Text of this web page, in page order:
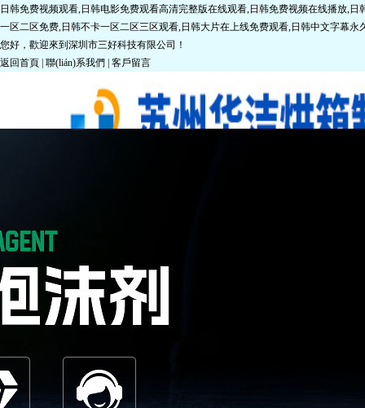
日韩免费视频观看,日韩电影免费观看高清完整版在线观看,日韩免费视频在线播放,
一区二区免费,日韩不卡一区二区三区观看,日韩大片在上线免费观看,日韩中文字幕
您好，歡迎來到深圳市三好科技有限公司！
返回首頁 聯(lián)系我們 客戶留言